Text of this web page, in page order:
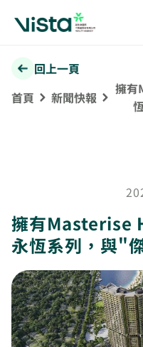
回上一頁
首頁
新聞快報
擁有
擁有Masterise
永恆系列，與"